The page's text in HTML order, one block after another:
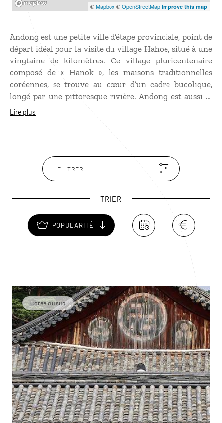
©Mapbox ©OpenStreetMap Improve this map
Andong est une petite ville d’étape provinciale, point de
départ idéal pour la visite du village Hahoe, situé à une
vingtaine de kilomètres. Ce village pluricentenaire
composé de « Hanok », les maisons traditionnelles
coréennes, se trouve au cœur d’un cadre bucolique,
longé par une pittoresque rivière. Andong est aussi le
berceau du confucianisme en Corée. Encore
Lire plus
FILTRER
TRIER
POPULARITÉ
Corée du sud